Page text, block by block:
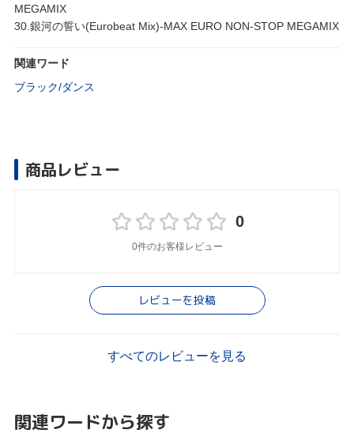
MEGAMIX
30.銀河の誓い(Eurobeat Mix)-MAX EURO NON-STOP MEGAMIX
関連ワード
ブラック/ダンス
商品レビュー
0
0件のお客様レビュー
レビューを投稿
すべてのレビューを見る
関連ワードから探す